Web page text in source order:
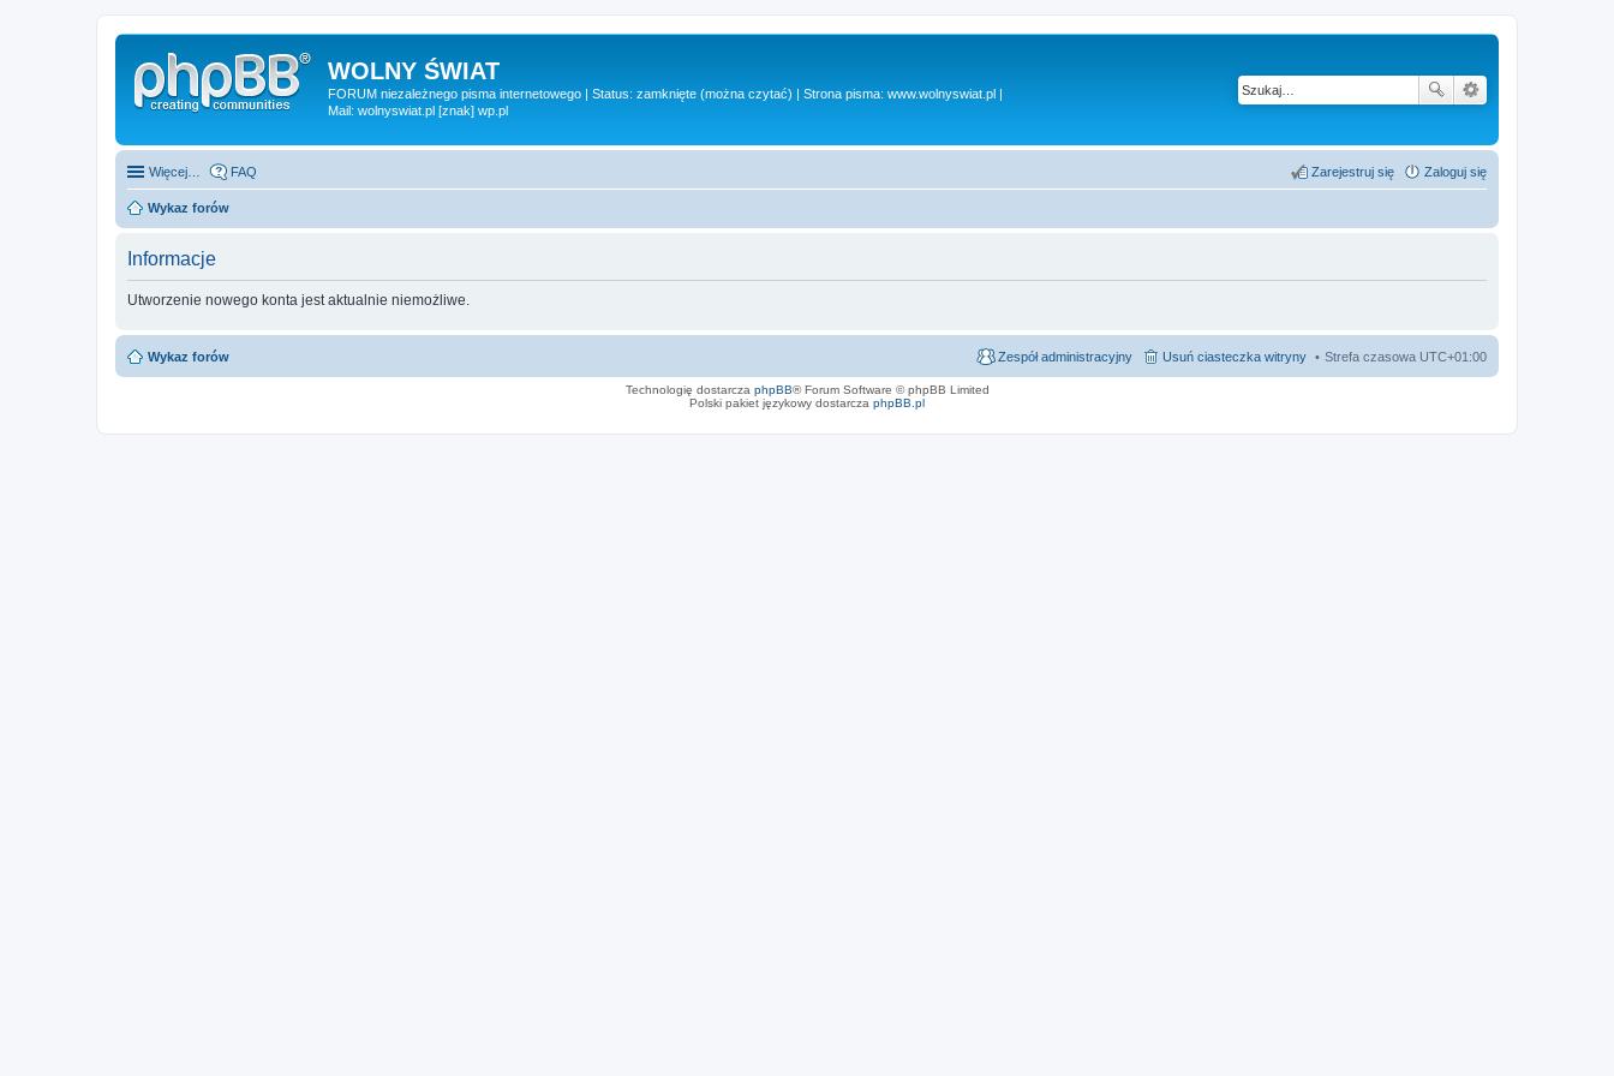
WOLNY ŚWIAT
FORUM niezależnego pisma internetowego | Status: zamknięte (można czytać) | Strona pisma: www.wolnyswiat.pl |
Mail: wolnyswiat.pl [znak] wp.pl
Więcej… FAQ Zaloguj się
Zarejestruj się
Wykaz forów
Informacje
Utworzenie nowego konta jest aktualnie niemożliwe.
Wykaz forów Strefa czasowa UTC+01:00
Usuń ciasteczka witryny
Zespół administracyjny
Technologię dostarcza phpBB® Forum Software © phpBB Limited
Polski pakiet językowy dostarcza phpBB.pl